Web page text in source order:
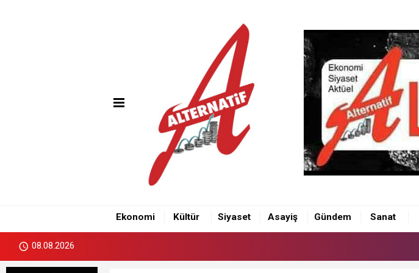
Ekonomi Kültür Siyaset Asayiş Gündem Sanat
08.08.2026